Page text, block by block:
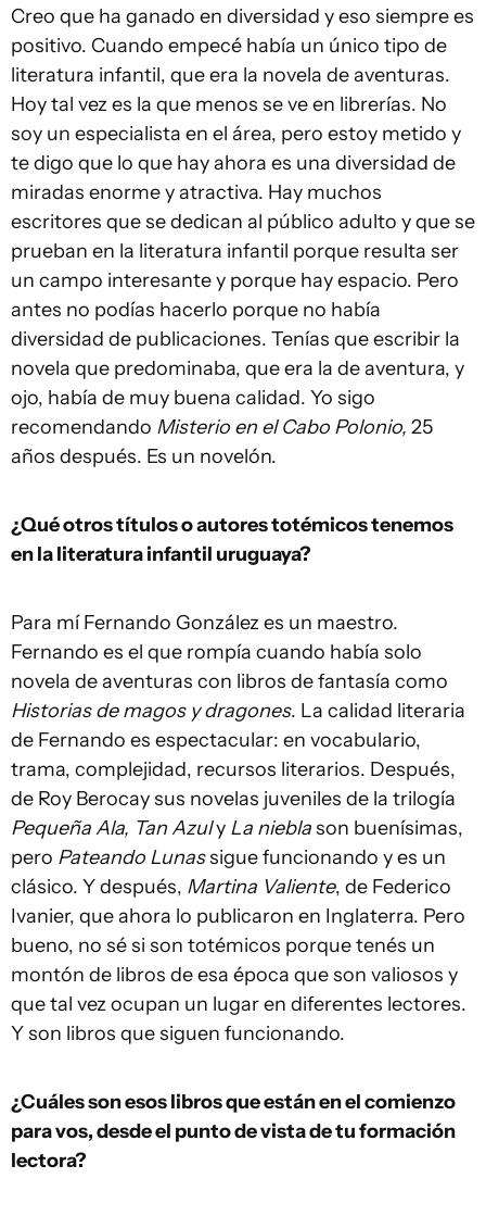
Creo que ha ganado en diversidad y eso siempre es
positivo. Cuando empecé había un único tipo de
literatura infantil, que era la novela de aventuras.
Hoy tal vez es la que menos se ve en librerías. No
soy un especialista en el área, pero estoy metido y
te digo que lo que hay ahora es una diversidad de
miradas enorme y atractiva. Hay muchos
escritores que se dedican al público adulto y que se
prueban en la literatura infantil porque resulta ser
un campo interesante y porque hay espacio. Pero
antes no podías hacerlo porque no había
diversidad de publicaciones. Tenías que escribir la
novela que predominaba, que era la de aventura, y
ojo, había de muy buena calidad. Yo sigo
recomendando Misterio en el Cabo Polonio, 25
años después. Es un novelón.
¿Qué otros títulos o autores totémicos tenemos
en la literatura infantil uruguaya?
Para mí Fernando González es un maestro.
Fernando es el que rompía cuando había solo
novela de aventuras con libros de fantasía como
Historias de magos y dragones. La calidad literaria
de Fernando es espectacular: en vocabulario,
trama, complejidad, recursos literarios. Después,
de Roy Berocay sus novelas juveniles de la trilogía
Pequeña Ala, Tan Azuly La nieblason buenísimas,
pero Pateando Lunassigue funcionando y es un
clásico. Y después, Martina Valiente, de Federico
Ivanier, que ahora lo publicaron en Inglaterra. Pero
bueno, no sé si son totémicos porque tenés un
montón de libros de esa época que son valiosos y
que tal vez ocupan un lugar en diferentes lectores.
Y son libros que siguen funcionando.
¿Cuáles son esos libros que están en el comienzo
para vos, desde el punto de vista de tu formación
lectora?